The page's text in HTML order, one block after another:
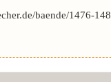
baende/1476-